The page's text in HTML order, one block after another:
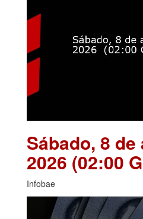
Sábado, 8
2026 (02:00
Infobae